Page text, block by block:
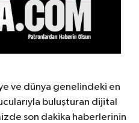
ve dünya genelindeki en
buluşturan dijital
son dakika haberlerinin